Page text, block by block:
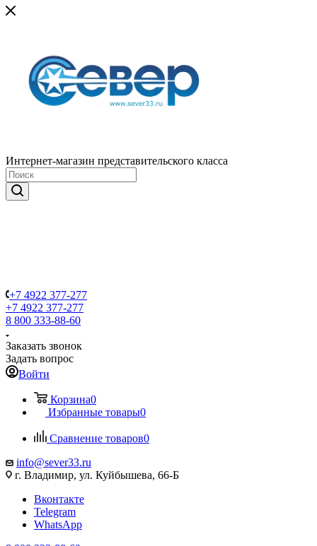
Интернет-магазин представительского класса
+7 4922 377-277
+7 4922 377-277
8 800 333-88-60
Заказать звонок
Задать вопрос
Войти
Корзина0
Избранные товары0
Сравнение товаров0
info@sever33.ru
г. Владимир, ул. Куйбышева, 66-Б
Вконтакте
Telegram
WhatsApp